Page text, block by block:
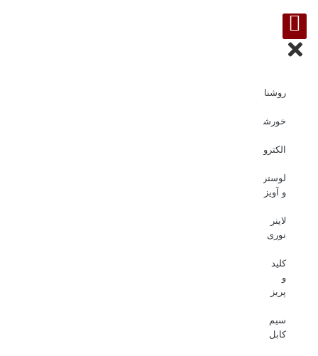
روشنایی
خورشیدی
الکترونیک
لوستر
و آویز
لاینر
نوری
کلید
و
پریز
سیم
کابل